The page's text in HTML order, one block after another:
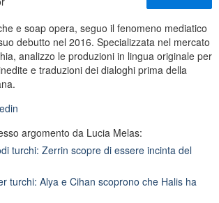
e soap opera, seguo il fenomeno mediatico
debutto nel 2016. Specializzata nel mercato
analizzo le produzioni in lingua originale per
e traduzioni dei dialoghi prima della
argomento da Lucia Melas:
turchi: Zerrin scopre di essere incinta del
turchi: Alya e Cihan scoprono che Halis ha